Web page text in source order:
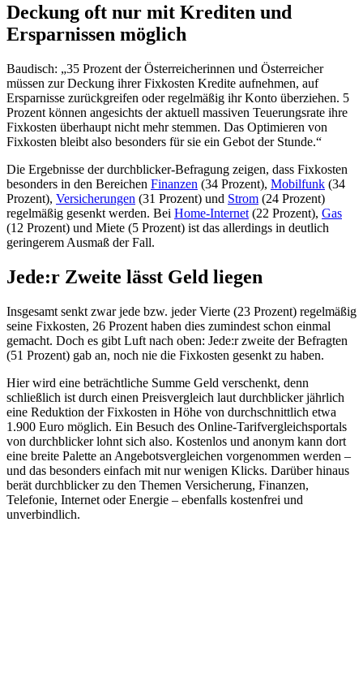
Deckung oft nur mit Krediten und
Ersparnissen möglich
Baudisch: „35 Prozent der Österreicherinnen und Österreicher
müssen zur Deckung ihrer Fixkosten Kredite aufnehmen, auf
Ersparnisse zurückgreifen oder regelmäßig ihr Konto überziehen. 5
Prozent können angesichts der aktuell massiven Teuerungsrate ihre
Fixkosten überhaupt nicht mehr stemmen. Das Optimieren von
Fixkosten bleibt also besonders für sie ein Gebot der Stunde.“
Die Ergebnisse der durchblicker-Befragung zeigen, dass Fixkosten
besonders in den Bereichen Finanzen (34 Prozent), Mobilfunk (34
Prozent), Versicherungen (31 Prozent) und Strom (24 Prozent)
regelmäßig gesenkt werden. Bei Home-Internet (22 Prozent), Gas
(12 Prozent) und Miete (5 Prozent) ist das allerdings in deutlich
geringerem Ausmaß der Fall.
Jede:r Zweite lässt Geld liegen
Insgesamt senkt zwar jede bzw. jeder Vierte (23 Prozent) regelmäßig
seine Fixkosten, 26 Prozent haben dies zumindest schon einmal
gemacht. Doch es gibt Luft nach oben: Jede:r zweite der Befragten
(51 Prozent) gab an, noch nie die Fixkosten gesenkt zu haben.
Hier wird eine beträchtliche Summe Geld verschenkt, denn
schließlich ist durch einen Preisvergleich laut durchblicker jährlich
eine Reduktion der Fixkosten in Höhe von durchschnittlich etwa
1.900 Euro möglich. Ein Besuch des Online-Tarifvergleichsportals
von durchblicker lohnt sich also. Kostenlos und anonym kann dort
eine breite Palette an Angebotsvergleichen vorgenommen werden –
und das besonders einfach mit nur wenigen Klicks. Darüber hinaus
berät durchblicker zu den Themen Versicherung, Finanzen,
Telefonie, Internet oder Energie – ebenfalls kostenfrei und
unverbindlich.